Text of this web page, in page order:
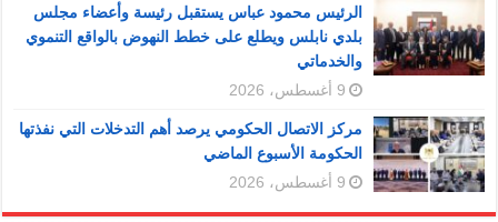
الرئيس محمود عباس يستقبل رئيسة وأعضاء مجلس
بلدي نابلس ويطلع على خطط النهوض بالواقع التنموي
والخدماتي
9 أغسطس، 2026
مركز الاتصال الحكومي يرصد أهم التدخلات التي نفذتها
الحكومة الأسبوع الماضي
9 أغسطس، 2026